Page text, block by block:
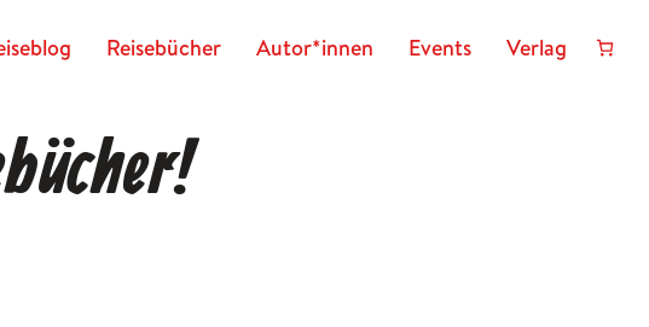
Reisebücher Autor*innen Events Verlag